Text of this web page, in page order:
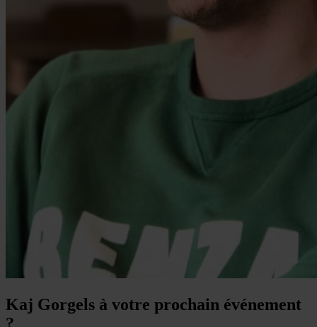
Kaj Gorgels à votre prochain événement